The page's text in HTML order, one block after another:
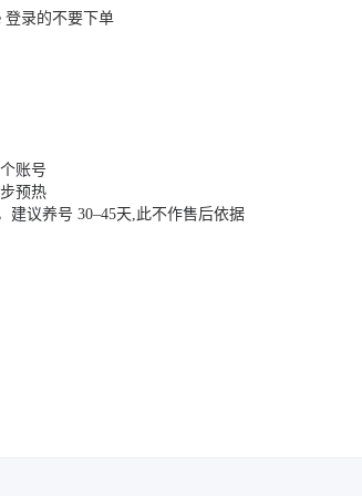
登录的不要下单
账号
预热
建议养号 30–45天,此不作售后依据